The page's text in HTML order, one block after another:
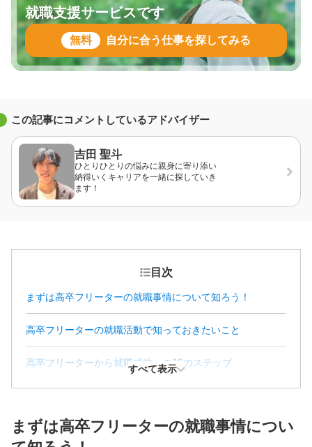
就職支援サービスです
無料 自分に合う仕事を探してみる
この記事にコメントしているアドバイザー
吉田 聖斗
ひとりひとりの悩みに親身に寄り添い
納得いくキャリアを一緒に探していき
ます！
目次
まずは高卒フリーターの就職事情について知ろう！
高卒フリーターの就職活動で知っておきたいこと
高卒フリーターから就職成功への10のステップ
高卒フリーターの就職まとめ
すべて表示
まずは高卒フリーターの就職事情につい